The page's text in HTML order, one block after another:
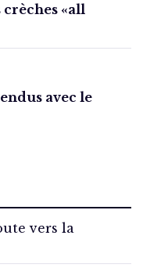
«all
avec le
vers la